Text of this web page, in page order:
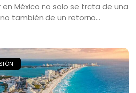
en México no solo se trata de una
también de un retorno...